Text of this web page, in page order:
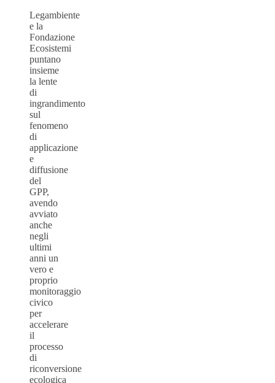
Legambiente
e la
Fondazione
Ecosistemi
puntano
insieme
la lente
di
ingrandimento
sul
fenomeno
di
applicazione
e
diffusione
del
GPP,
avendo
avviato
anche
negli
ultimi
anni un
vero e
proprio
monitoraggio
civico
per
accelerare
il
processo
di
riconversione
ecologica